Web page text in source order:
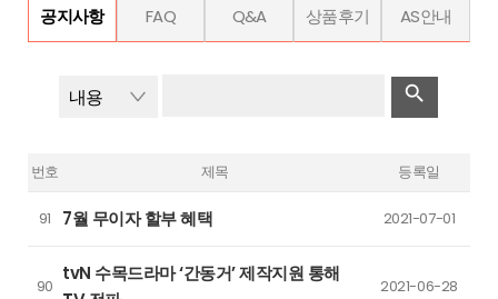
공지사항 FAQ Q&A 상품후기 AS안내
번호 제목 등록일
91 7월 무이자 할부 혜택 2021-07-01
90
tvN 수목드라마 ‘간동거’ 제작지원 통해
2021-06-28